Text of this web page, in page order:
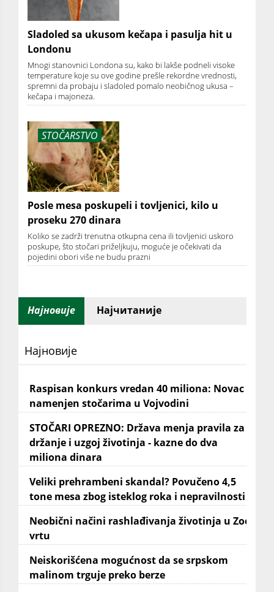
Sladoled sa ukusom kečapa i pasulja hit u
Londonu
Mnogi stanovnici Londona su, kako bi lakše podneli visoke
temperature koje su ove godine prešle rekordne vrednosti,
spremni da probaju i sladoled pomalo neobičnog ukusa –
kečapa i majoneza.
STOČARSTVO
Posle mesa poskupeli i tovljenici, kilo u
proseku 270 dinara
Koliko se zadrži trenutna otkupna cena ili tovljenici uskoro
poskupe, što stočari priželjkuju, moguće je očekivati da
pojedini obori više ne budu prazni
Најновије Најчитаније
Најновије
Raspisan konkurs vredan 40 miliona: Novac
namenjen stočarima u Vojvodini
STOČARI OPREZNO: Država menja pravila za
držanje i uzgoj životinja - kazne do dva
miliona dinara
Veliki prehrambeni skandal? Povučeno 4,5
tone mesa zbog isteklog roka i nepravilnosti
Neobični načini rashlađivanja životinja u Zoo
vrtu
Neiskorišćena mogućnost da se srpskom
malinom trguje preko berze